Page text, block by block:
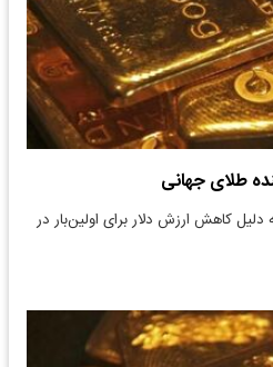
طلای جهانی
کاهش ارزش دلار برای اولین‌بار در